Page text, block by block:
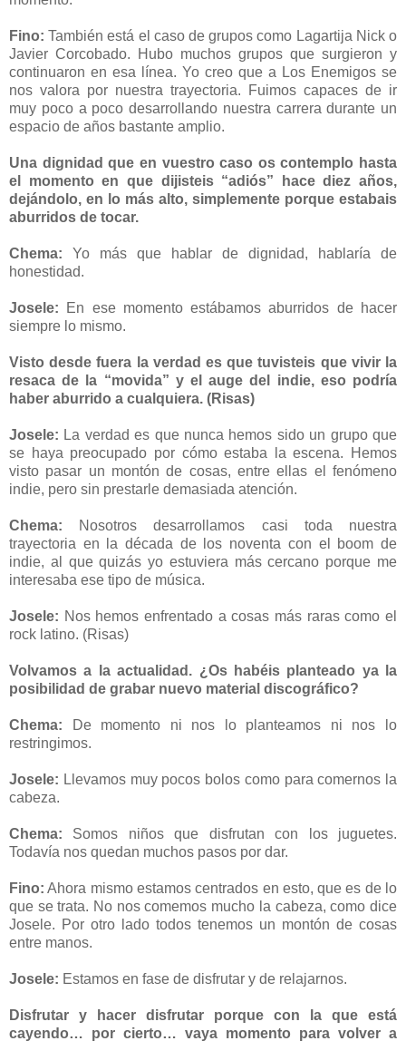
Fino: También está el caso de grupos como Lagartija Nick o
Javier Corcobado. Hubo muchos grupos que surgieron y
continuaron en esa línea. Yo creo que a Los Enemigos se
nos valora por nuestra trayectoria. Fuimos capaces de ir
muy poco a poco desarrollando nuestra carrera durante un
espacio de años bastante amplio.
Una dignidad que en vuestro caso os contemplo hasta
el momento en que dijisteis “adiós” hace diez años,
dejándolo, en lo más alto, simplemente porque estabais
aburridos de tocar.
Chema: Yo más que hablar de dignidad, hablaría de
honestidad.
Josele: En ese momento estábamos aburridos de hacer
siempre lo mismo.
Visto desde fuera la verdad es que tuvisteis que vivir la
resaca de la “movida” y el auge del indie, eso podría
haber aburrido a cualquiera. (Risas)
Josele: La verdad es que nunca hemos sido un grupo que
se haya preocupado por cómo estaba la escena. Hemos
visto pasar un montón de cosas, entre ellas el fenómeno
indie, pero sin prestarle demasiada atención.
Chema: Nosotros desarrollamos casi toda nuestra
trayectoria en la década de los noventa con el boom de
indie, al que quizás yo estuviera más cercano porque me
interesaba ese tipo de música.
Josele: Nos hemos enfrentado a cosas más raras como el
rock latino. (Risas)
Volvamos a la actualidad. ¿Os habéis planteado ya la
posibilidad de grabar nuevo material discográfico?
Chema: De momento ni nos lo planteamos ni nos lo
restringimos.
Josele: Llevamos muy pocos bolos como para comernos la
cabeza.
Chema: Somos niños que disfrutan con los juguetes.
Todavía nos quedan muchos pasos por dar.
Fino: Ahora mismo estamos centrados en esto, que es de lo
que se trata. No nos comemos mucho la cabeza, como dice
Josele. Por otro lado todos tenemos un montón de cosas
entre manos.
Josele: Estamos en fase de disfrutar y de relajarnos.
Disfrutar y hacer disfrutar porque con la que está
cayendo… por cierto… vaya momento para volver a